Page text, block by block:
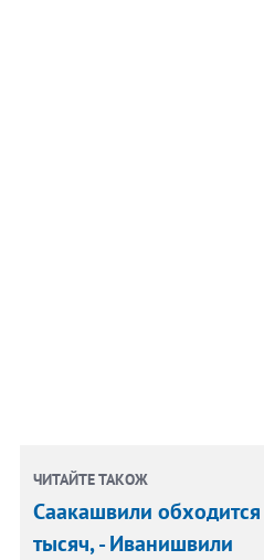
ЧИТАЙТЕ ТАКОЖ
Саакашвили
тысяч, - Иванишвили